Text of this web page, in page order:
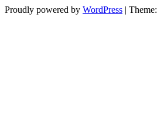
Proudly powered by WordPress | Theme: